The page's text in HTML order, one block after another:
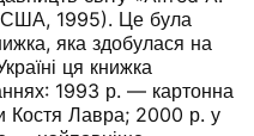
1995). Це була
яка здобулася на
ця книжка
1993 р. — картонна
Костя Лавра; 2000 р. у